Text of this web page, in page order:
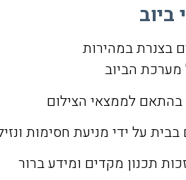
ביוב
בצנרת במהירות
הביוב
בהתאם לממצאי הצילום
על ידי מניעת חסימות
תכנון מקדים ומידע ברור